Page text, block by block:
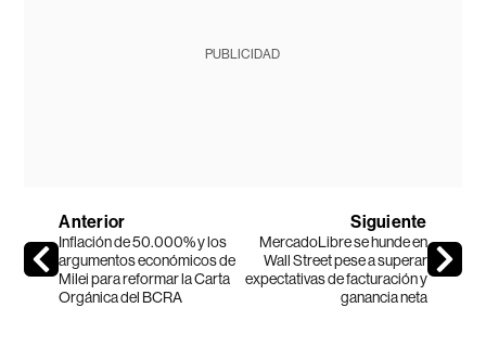
PUBLICIDAD
Anterior
Inflación de 50.000% y los
argumentos económicos de
Milei para reformar la Carta
Orgánica del BCRA
Siguiente
MercadoLibre se hunde en
Wall Street pese a superar
expectativas de facturación y
ganancia neta